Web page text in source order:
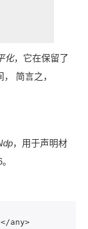
化，它在保留了
简言之，
，用于声明材
</any>